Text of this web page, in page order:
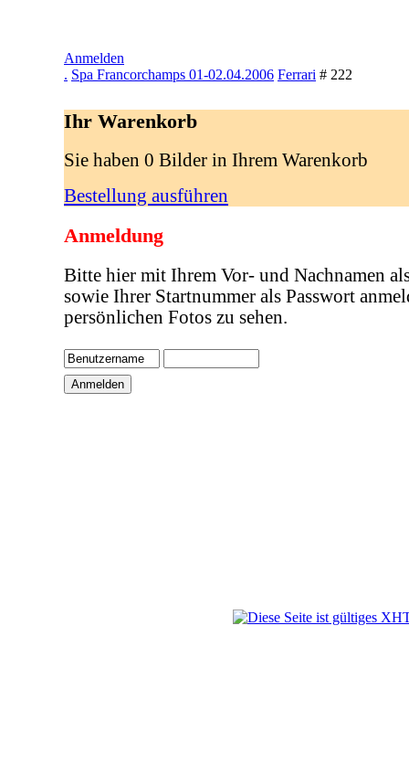
Anmelden
. Spa Francorchamps 01-02.04.2006 Ferrari # 222
Ihr Warenkorb
Sie haben 0 Bilder in Ihrem Warenkorb
Bestellung ausführen
Anmeldung
Bitte hier mit Ihrem Vor- und Nachnamen
sowie Ihrer Startnummer als Passwort
persönlichen Fotos zu sehen.